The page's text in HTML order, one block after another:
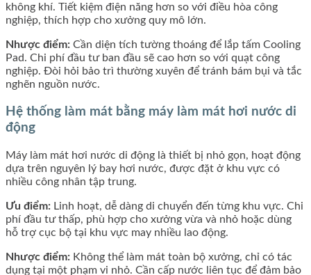
không khí. Tiết kiệm điện năng hơn so với điều hòa công
nghiệp, thích hợp cho xưởng quy mô lớn.
Nhược điểm: Cần diện tích tường thoáng để lắp tấm Cooling
Pad. Chi phí đầu tư ban đầu sẽ cao hơn so với quạt công
nghiệp. Đòi hỏi bảo trì thường xuyên để tránh bám bụi và tắc
nghẽn nguồn nước.
Hệ thống làm mát bằng máy làm mát hơi nước di
động
Máy làm mát hơi nước di động là thiết bị nhỏ gọn, hoạt động
dựa trên nguyên lý bay hơi nước, được đặt ở khu vực có
nhiều công nhân tập trung.
Ưu điểm: Linh hoạt, dễ dàng di chuyển đến từng khu vực. Chi
phí đầu tư thấp, phù hợp cho xưởng vừa và nhỏ hoặc dùng
hỗ trợ cục bộ tại khu vực may nhiều lao động.
Nhược điểm: Không thể làm mát toàn bộ xưởng, chỉ có tác
dụng tại một phạm vi nhỏ. Cần cấp nước liên tục để đảm bảo